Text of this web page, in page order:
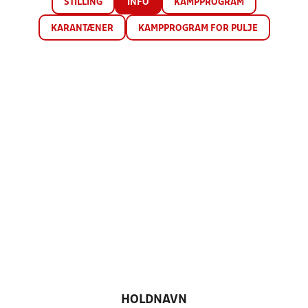
STILLING INFO KAMPPROGRAM
KARANTÆNER KAMPPROGRAM FOR PULJE
HOLDNAVN